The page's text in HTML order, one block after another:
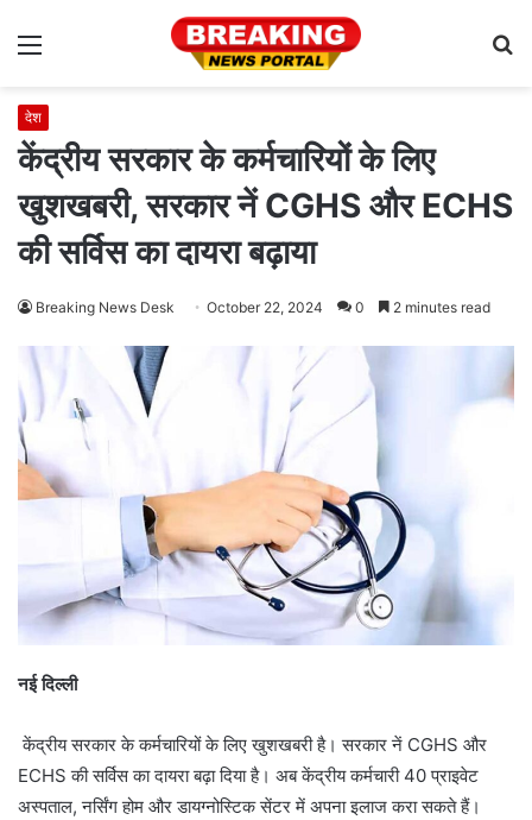
Menu
देश
केंद्रीय सरकार के कर्मचारियों के लिए
खुशखबरी, सरकार नें CGHS और ECHS
की सर्विस का दायरा बढ़ाया
Breaking News Desk October 22, 2024 0 2 minutes read
नई दिल्ली
केंद्रीय सरकार के कर्मचारियों के लिए खुशखबरी है। सरकार नें CGHS और
ECHS की सर्विस का दायरा बढ़ा दिया है। अब केंद्रीय कर्मचारी 40 प्राइवेट
अस्पताल, नर्सिंग होम और डायग्नोस्टिक सेंटर में अपना इलाज करा सकते हैं।